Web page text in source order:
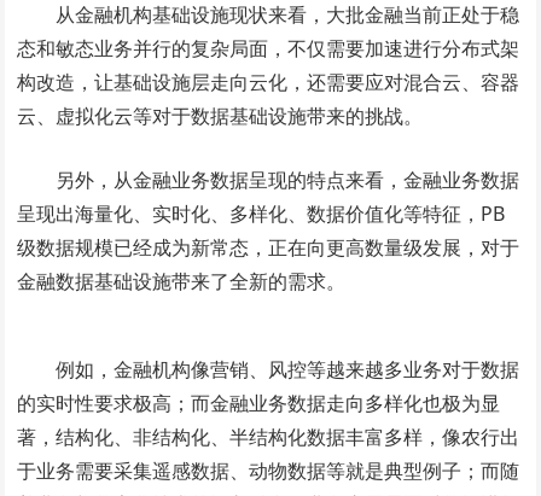
从金融机构基础设施现状来看，大批金融当前正处于稳
态和敏态业务并行的复杂局面，不仅需要加速进行分布式架
构改造，让基础设施层走向云化，还需要应对混合云、容器
云、虚拟化云等对于数据基础设施带来的挑战。
另外，从金融业务数据呈现的特点来看，金融业务数据
呈现出海量化、实时化、多样化、数据价值化等特征，PB
级数据规模已经成为新常态，正在向更高数量级发展，对于
金融数据基础设施带来了全新的需求。
例如，金融机构像营销、风控等越来越多业务对于数据
的实时性要求极高；而金融业务数据走向多样化也极为显
著，结构化、非结构化、半结构化数据丰富多样，像农行出
于业务需要采集遥感数据、动物数据等就是典型例子；而随